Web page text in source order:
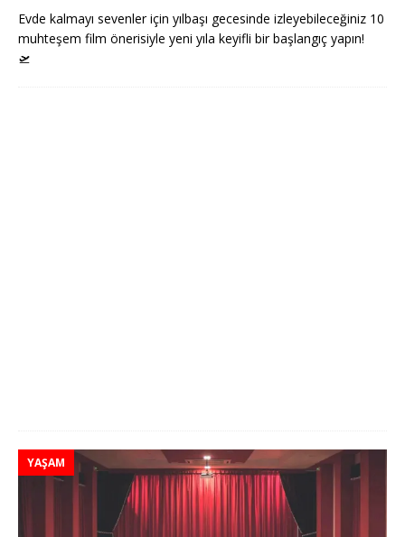
Evde kalmayı sevenler için yılbaşı gecesinde izleyebileceğiniz 10
muhteşem film önerisiyle yeni yıla keyifli bir başlangıç yapın!
🛫
YAŞAM